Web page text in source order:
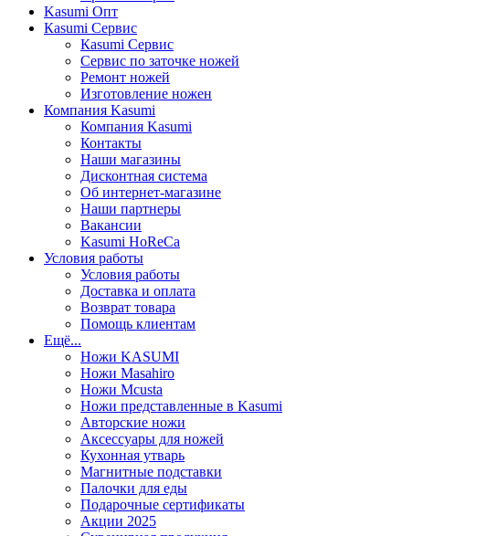
Kasumi Опт
Кasumi Сервис
Кasumi Сервис
Сервис по заточке ножей
Ремонт ножей
Изготовление ножен
Компания Kasumi
Компания Kasumi
Контакты
Наши магазины
Дисконтная система
Об интернет-магазине
Наши партнеры
Вакансии
Kasumi HoReCa
Условия работы
Условия работы
Доставка и оплата
Возврат товара
Помощь клиентам
Ещё...
Ножи KASUMI
Ножи Masahiro
Ножи Mcusta
Ножи представленные в Kasumi
Авторские ножи
Аксессуары для ножей
Кухонная утварь
Магнитные подставки
Палочки для еды
Подарочные сертификаты
Акции 2025